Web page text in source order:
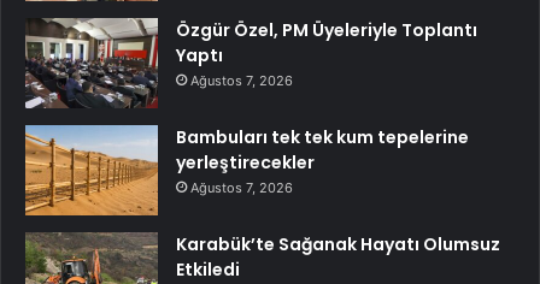
Özgür Özel, PM Üyeleriyle Toplantı
Yaptı
Ağustos 7, 2026
Bambuları tek tek kum tepelerine
yerleştirecekler
Ağustos 7, 2026
Karabük’te Sağanak Hayatı Olumsuz
Etkiledi